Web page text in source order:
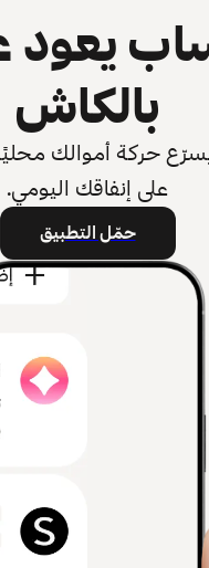
يعود
بالكاش
حركة أموالك محليًا
على إنفاقك اليومي.
حمّل التطبيق